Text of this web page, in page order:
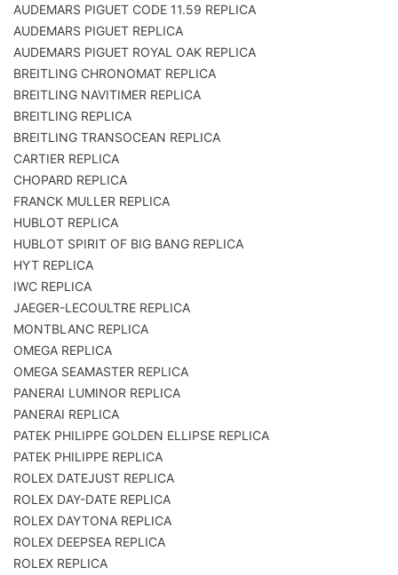
AUDEMARS PIGUET CODE 11.59 REPLICA
AUDEMARS PIGUET REPLICA
AUDEMARS PIGUET ROYAL OAK REPLICA
BREITLING CHRONOMAT REPLICA
BREITLING NAVITIMER REPLICA
BREITLING REPLICA
BREITLING TRANSOCEAN REPLICA
CARTIER REPLICA
CHOPARD REPLICA
FRANCK MULLER REPLICA
HUBLOT REPLICA
HUBLOT SPIRIT OF BIG BANG REPLICA
HYT REPLICA
IWC REPLICA
JAEGER-LECOULTRE REPLICA
MONTBLANC REPLICA
OMEGA REPLICA
OMEGA SEAMASTER REPLICA
PANERAI LUMINOR REPLICA
PANERAI REPLICA
PATEK PHILIPPE GOLDEN ELLIPSE REPLICA
PATEK PHILIPPE REPLICA
ROLEX DATEJUST REPLICA
ROLEX DAY-DATE REPLICA
ROLEX DAYTONA REPLICA
ROLEX DEEPSEA REPLICA
ROLEX REPLICA